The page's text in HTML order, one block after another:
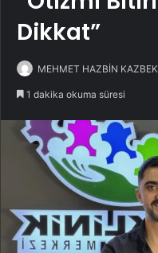
Dikkat”
MEHMET HAZBİN KAZBEK
1 dakika okuma süresi